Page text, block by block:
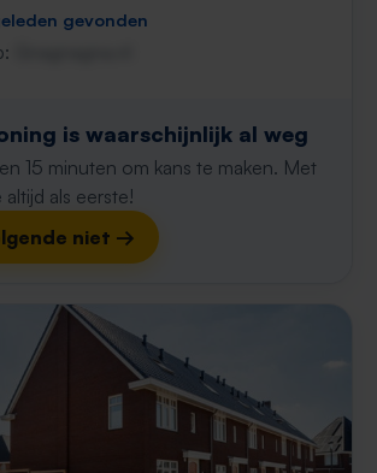
gevonden
is waarschijnlijk al weg
15 minuten om kans te maken. Met
als eerste!
niet →